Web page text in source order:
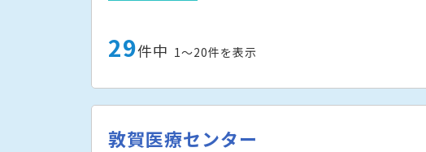
29件中 1〜20件を表示
敦賀医療センター